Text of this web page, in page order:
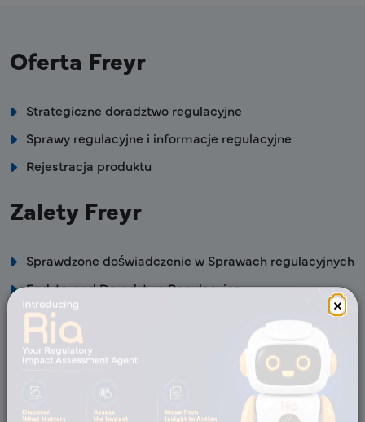
×
Oferta Freyr
Strategiczne doradztwo regulacyjne
Sprawy regulacyjne i informacje regulacyjne
Rejestracja produktu
Zalety Freyr
Sprawdzone doświadczenie w Sprawach regulacyjnych
End-to-end Doradztwo Regulacyjne
Ustrukturyzowane i efektywne kosztowo podejście w
celu zapewnienia szybkiego wprowadzenia na rynek
Krótsze czasy realizacji.